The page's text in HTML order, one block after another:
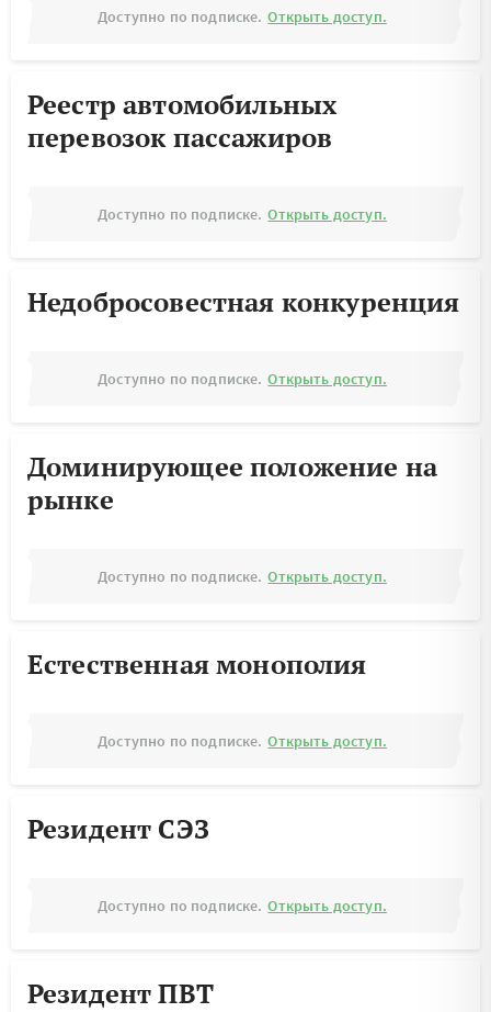
Доступно по подписке. Открыть доступ.
Реестр автомобильных
перевозок пассажиров
Доступно по подписке. Открыть доступ.
Недобросовестная конкуренция
Доступно по подписке. Открыть доступ.
Доминирующее положение на
рынке
Доступно по подписке. Открыть доступ.
Естественная монополия
Доступно по подписке. Открыть доступ.
Резидент СЭЗ
Доступно по подписке. Открыть доступ.
Резидент ПВТ